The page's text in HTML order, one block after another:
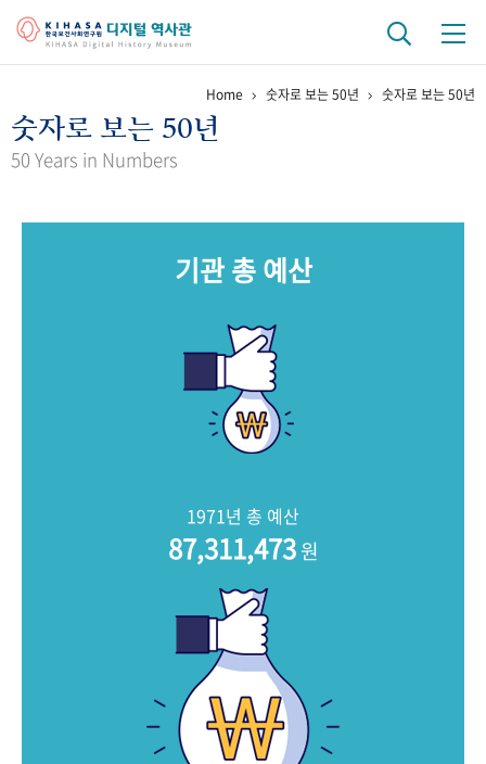
걸어온 길 기관 변천사 역대 기관장
키워드로 보는 연구 역사
문서 기록물 행정박물
Home 숫자로 보는 50년 숫자로 보는 50년
숫자로 보는 50년
50 Years in Numbers
기관 총 예산
1971년 총 예산
87,311,473원